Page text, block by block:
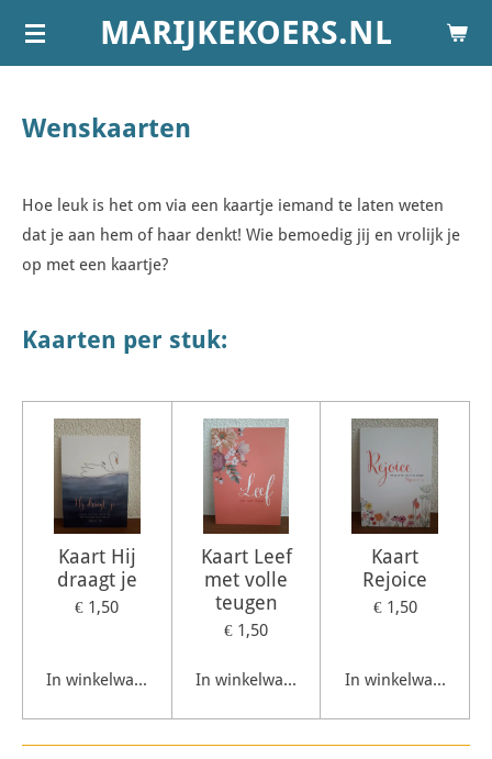
Ga
hoofdinhoud
MARIJKEKOERS.NL
Wenskaarten
Hoe leuk is het om via een kaartje iemand te laten weten
dat je aan hem of haar denkt! Wie bemoedig jij en vrolijk je
op met een kaartje?
Kaarten per stuk:
Kaart Hij
draagt je
€ 1,50
In winkelwagen
Kaart Leef
met volle
teugen
€ 1,50
In winkelwagen
Kaart
Rejoice
€ 1,50
In winkelwagen